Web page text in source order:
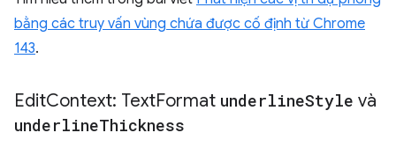
bằng các truy vấn vùng chứa được cố định từ Chrome
143.
EditContext: TextFormat underlineStyle và
underlineThickness